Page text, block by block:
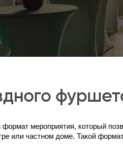
мероприятия, который
или частном доме. Такой